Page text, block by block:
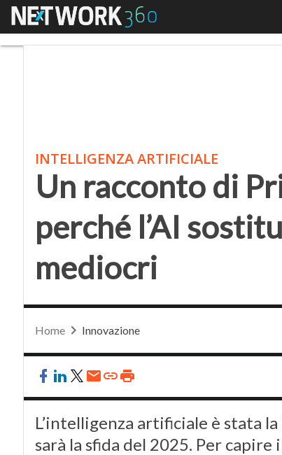
Menu
INTELLIGENZA ARTIFICIALE
Un racconto di
perché l’AI
mediocri
Home Innovazione
L’intelligenza artificiale è stata
sarà la sfida del 2025. Per